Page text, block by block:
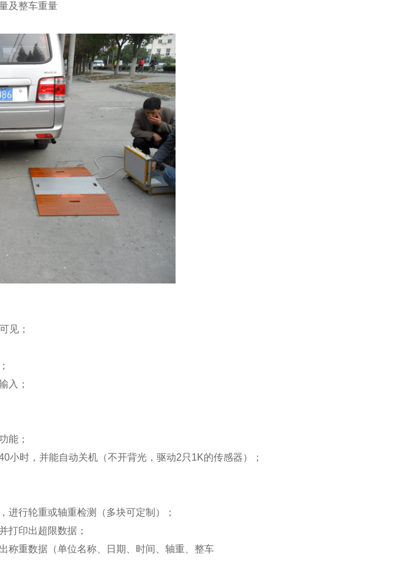
及整车重量
见；
入；
能；
小时，并能自动关机（不开背光，驱动2 只 1K的传感器）；
进行轮重或轴重检测（多块可定制）；
打印出超限数据；
称重数据（单位名称、日期、时间、轴重、整车